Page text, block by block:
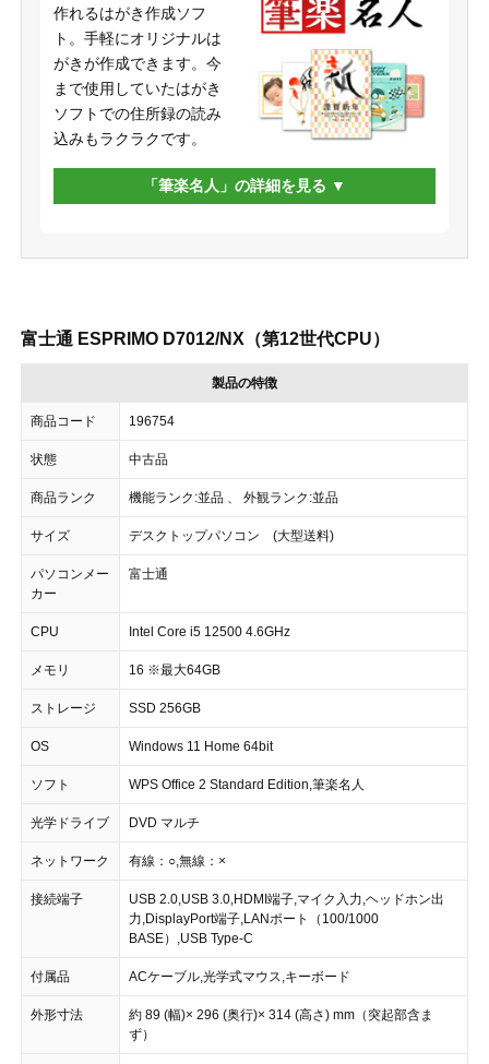
作れるはがき作成ソフ
ト。手軽にオリジナルは
がきが作成できます。今
まで使用していたはがき
ソフトでの住所録の読み
込みもラクラクです。
「筆楽名人」の詳細を見る
富士通 ESPRIMO D7012/NX（第12世代CPU）
製品の特徴
商品コード 196754
状態 中古品
商品ランク 機能ランク:並品 、 外観ランク:並品
サイズ デスクトップパソコン (大型送料)
パソコンメー
カー
富士通
CPU Intel Core i5 12500 4.6GHz
メモリ 16 ※最大64GB
ストレージ SSD 256GB
OS Windows 11 Home 64bit
ソフト WPS Office 2 Standard Edition,筆楽名人
光学ドライブ DVD マルチ
ネットワーク 有線：○,無線：×
接続端子
USB 2.0,USB 3.0,HDMI端子,マイク入力,ヘッドホン出
力,DisplayPort端子,LANポート（100/1000
BASE）,USB Type-C
付属品 ACケーブル,光学式マウス,キーボード
外形寸法
約 89 (幅)× 296 (奥行)× 314 (高さ) mm（突起部含ま
ず）